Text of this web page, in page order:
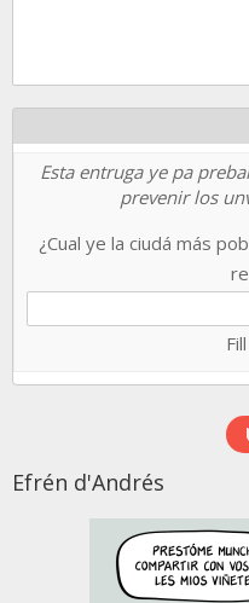
Esta entruga ye pa
prevenir los
¿Cual ye la ciudá más
Efrén d'Andrés